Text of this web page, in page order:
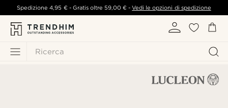
Ricerca
Spedizione4,95 €- Gratis oltre 59,00 € -Vedi le opzioni di spedizione